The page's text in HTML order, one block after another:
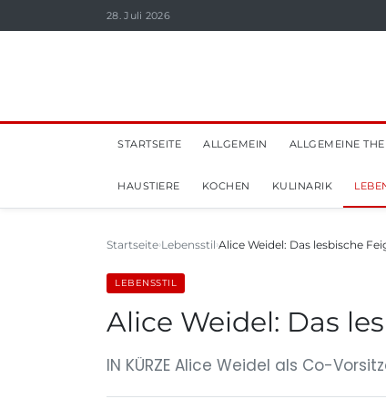
28. Juli 2026
STARTSEITE ALLGEMEIN ALLGEMEINE
HAUSTIERE KOCHEN KULINARIK
Startseite Lebensstil Alice Weidel: Das lesbische
LEBENSSTIL
Alice Weidel: Das
IN KÜRZE Alice Weidel als Co-